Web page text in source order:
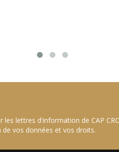
lettres d'information de CAP
de vos données et vos droits.